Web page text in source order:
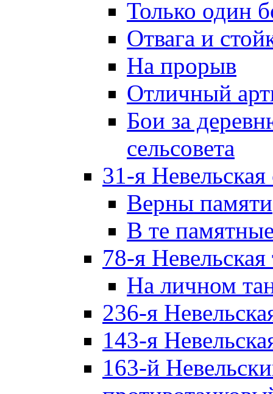
Только один
Отвага и
На прорыв
Отличный
Бои за
сельсовета
31-я Невельская
Верны памяти
В те
78-я Невельская
На личном
236-я
143-я
163-й